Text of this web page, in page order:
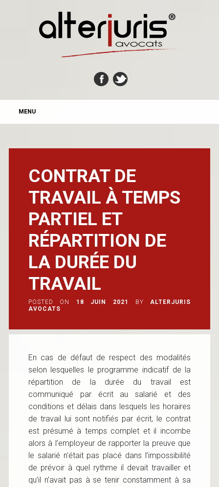
MAIN MENU
MENU
CONTRAT DE
TRAVAIL À TEMPS
PARTIEL ET
RÉPARTITION DE
LA DURÉE DU
TRAVAIL
POSTED ON 18 JUIN 2021 BY
ALTERJURIS
AVOCATS
En cas de défaut de respect des modalités
selon lesquelles le programme indicatif de la
répartition de la durée du travail est
communiqué par écrit au salarié et des
conditions et délais dans lesquels les horaires
de travail lui sont notifiés par écrit, le contrat
est présumé à temps complet et il incombe
alors à l’employeur de rapporter la preuve que
le salarié n’était pas placé dans l’impossibilité
de prévoir à quel rythme il devait travailler et
qu’il n’avait pas à se tenir constamment à sa